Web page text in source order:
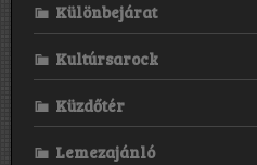
Különbejárat
Kultúrsarock
Küzdőtér
Lemezajánló